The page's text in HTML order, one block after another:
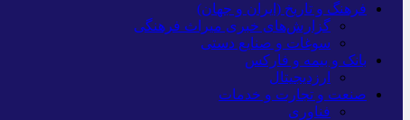
فرهنگ و تاریخ (ایران و جهان)
گزارش‌های خبری میراث فرهنگی
سوغات و صنایع دستی
بانک و بیمه و فارکس
ارزدیجیتال
صنعت و تجارت و خدمات
فناوری